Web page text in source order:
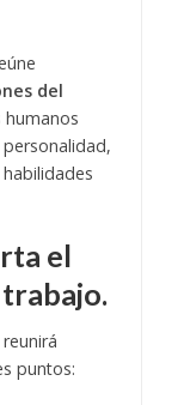
del
humanos
el
puntos: